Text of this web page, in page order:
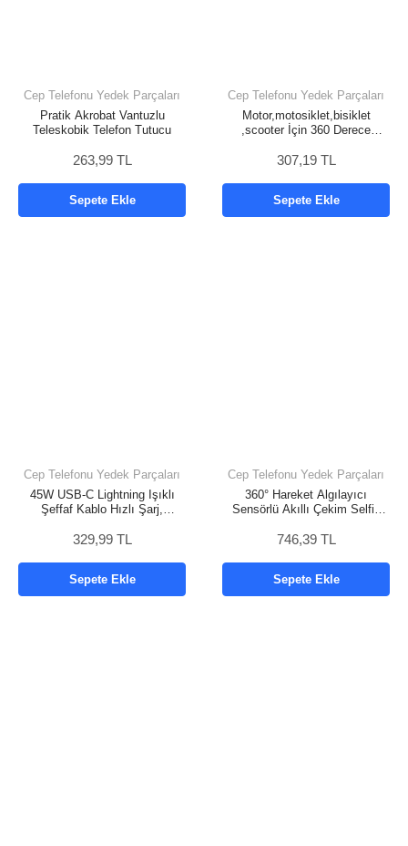
Cep Telefonu Yedek Parçaları
Pratik Akrobat Vantuzlu
Teleskobik Telefon Tutucu
263,99 TL
Sepete Ekle
Cep Telefonu Yedek Parçaları
Motor,motosiklet,bisiklet
,scooter İçin 360 Derece
Versiyonu Telefon Tutucu
307,19 TL
Sepete Ekle
Cep Telefonu Yedek Parçaları
45W USB-C Lightning Işıklı
Şeffaf Kablo Hızlı Şarj,
iPad Uyumlu
329,99 TL
Sepete Ekle
Cep Telefonu Yedek Parçaları
360° Hareket Algılayıcı
Sensörlü Akıllı Çekim Selfie
746,39 TL
Sepete Ekle